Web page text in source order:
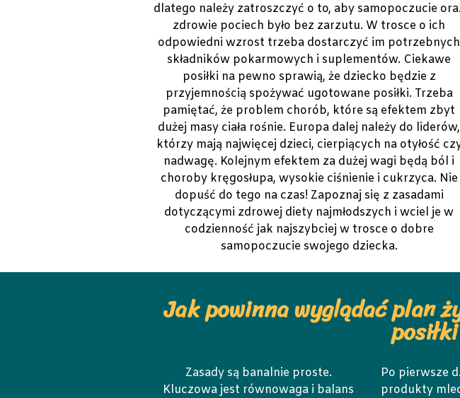
dlatego należy zatroszczyć o to, aby samopoczucie
zdrowie pociech było bez zarzutu. W trosce o ich
odpowiedni wzrost trzeba dostarczyć im potrzebnych
składników pokarmowych i suplementów. Ciekawe
posiłki na pewno sprawią, że dziecko będzie z
przyjemnością spożywać ugotowane posiłki. Trzeba
pamiętać, że problem chorób, które są efektem zbyt
dużej masy ciała rośnie. Europa dalej należy do liderów,
którzy mają najwięcej dzieci, cierpiących na otyłość
nadwagę. Kolejnym efektem za dużej wagi będą ból i
choroby kręgosłupa, wysokie ciśnienie i cukrzyca. Nie
dopuść do tego na czas! Zapoznaj się z zasadami
dotyczącymi zdrowej diety najmłodszych i wciel je w
codzienność jak najszybciej w trosce o dobre
samopoczucie swojego dziecka.
Jak powinna wyglądać plan
Zasady są banalnie proste.
Kluczowa jest równowaga i balans
Po pierwsze
produkty